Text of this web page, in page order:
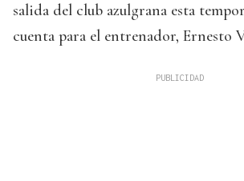
salida del club azulgrana esta
cuenta para el entrenador, Ernesto